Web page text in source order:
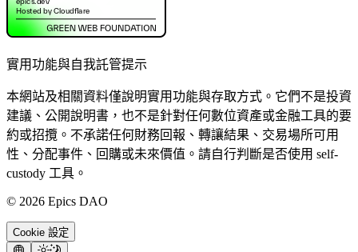
實用功能與自我託管提示
本網站及相關資料僅說明實用功能與存取方式。它們不是投資
建議、公開說明書，也不是針對任何數位資產或金融工具的要
約或招攬。不承諾任何財務回報、轉讓結果、交易場所可用
性、分配事件、回購或未來價值。請自行判斷是否使用 self-
custody 工具。
© 2026 Epics DAO
Cookie 設定